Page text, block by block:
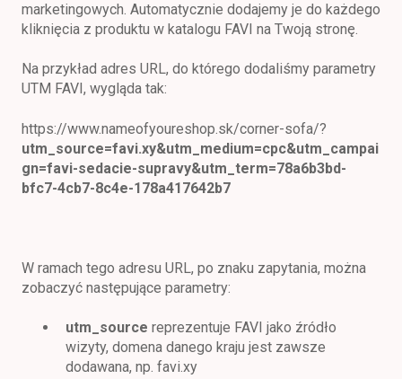
marketingowych. Automatycznie dodajemy je do każdego
kliknięcia z produktu w katalogu FAVI na Twoją stronę.
Na przykład adres URL, do którego dodaliśmy parametry
UTM FAVI, wygląda tak:
https://www.nameofyoureshop.sk/corner-sofa/?
utm_source=favi.xy&utm_medium=cpc&utm_campai
gn=favi-sedacie-supravy&utm_term=78a6b3bd-
bfc7-4cb7-8c4e-178a417642b7
W ramach tego adresu URL, po znaku zapytania, można
zobaczyć następujące parametry:
utm_source reprezentuje FAVI jako źródło
wizyty, domena danego kraju jest zawsze
dodawana, np. favi.xy